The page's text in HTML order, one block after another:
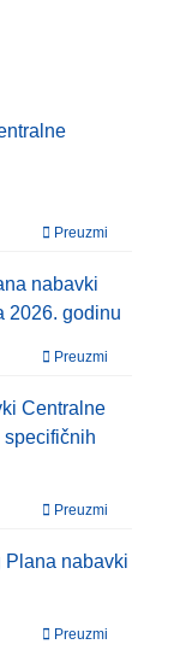
Preuzmi
nabavki
2026. godinu
Preuzmi
Centralne
Preuzmi
Plana nabavki
Preuzmi